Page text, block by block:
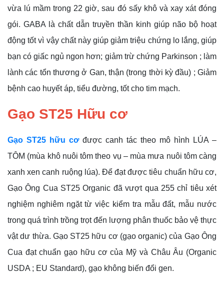
vừa lú mầm trong 22 giờ, sau đó sấy khô và xay xát đóng
gói. GABA là chất dẫn truyền thần kinh giúp não bộ hoạt
động tốt vì vậy chất này giúp giảm triệu chứng lo lắng, giúp
bạn có giấc ngủ ngon hơn; giảm trừ chứng Parkinson ; làm
lành các tổn thương ở Gan, thận (trong thời kỳ đầu) ; Giảm
bệnh cao huyết áp, tiểu đường, tốt cho tim mạch.
Gạo ST25 Hữu cơ
Gạo ST25 hữu cơđược canh tác theo mô hình LÚA –
TÔM (mùa khô nuôi tôm theo vụ – mùa mưa nuôi tôm càng
xanh xen canh ruộng lúa). Để đạt được tiêu chuẩn hữu cơ,
Gạo Ông Cua ST25 Organic đã vượt qua 255 chỉ tiêu xét
nghiệm nghiêm ngặt từ việc kiểm tra mẫu đất, mẫu nước
trong quá trình trồng trọt đến lượng phân thuốc bảo vệ thực
vật dư thừa. Gạo ST25 hữu cơ (gạo organic) của Gạo Ông
Cua đạt chuẩn gạo hữu cơ của Mỹ và Châu Âu (Organic
USDA ; EU Standard), gạo không biến đổi gen.